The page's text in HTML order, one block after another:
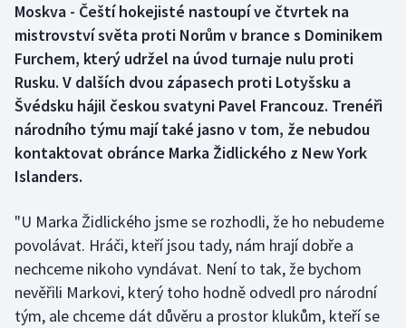
Box
Curling
Dostihy
Florbal
Golf
Gymnastika
Moskva - Čeští hokejisté nastoupí ve čtvrtek na
mistrovství světa proti Norům v brance s Dominikem
Furchem, který udržel na úvod turnaje nulu proti
Rusku. V dalších dvou zápasech proti Lotyšsku a
Švédsku hájil českou svatyni Pavel Francouz. Trenéři
národního týmu mají také jasno v tom, že nebudou
kontaktovat obránce Marka Židlického z New York
Islanders.
"U Marka Židlického jsme se rozhodli, že ho nebudeme
povolávat. Hráči, kteří jsou tady, nám hrají dobře a
nechceme nikoho vyndávat. Není to tak, že bychom
nevěřili Markovi, který toho hodně odvedl pro národní
tým, ale chceme dát důvěru a prostor klukům, kteří se